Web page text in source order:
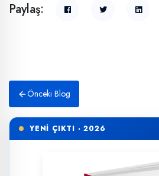
Paylaş:
Önceki Blog
YENİ ÇIKTI · 2026